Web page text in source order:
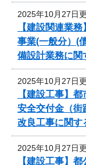
2025年10月27日
【建設関連業
事業(一般分）(
備設計業務に関
2025年10月27日
【建設工事】
安全交付金（街
改良工事に関す
2025年10月27日
【建設工事】